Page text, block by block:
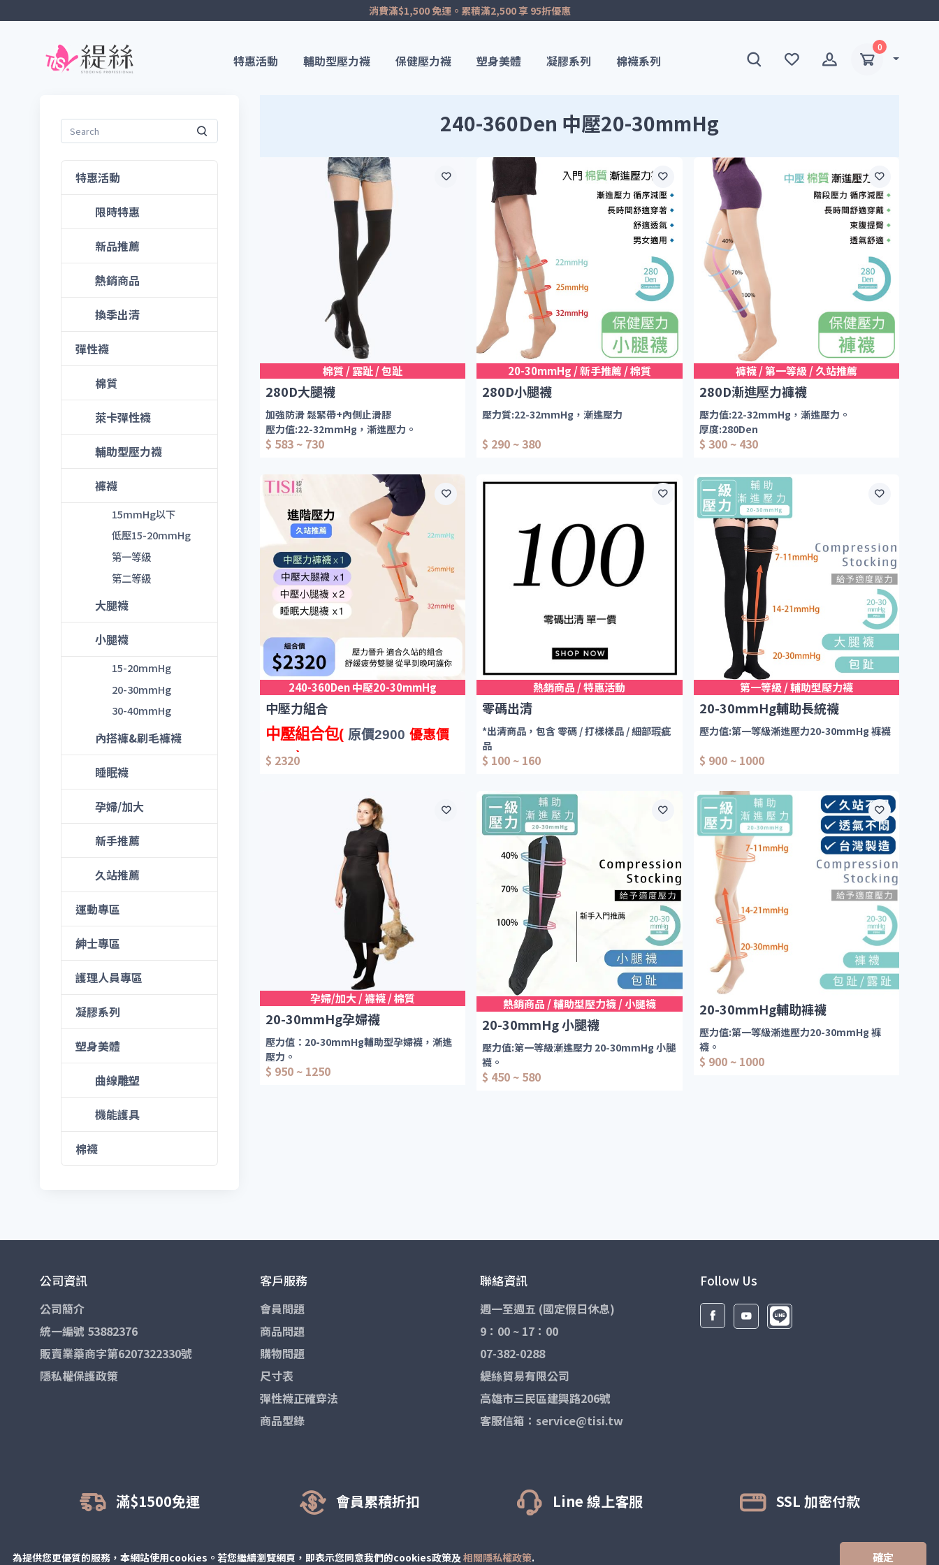
為提供您更優質的服務，本網站使用cookies。若您繼續瀏覽網頁，即表示您同意我們的cookies政策及 相關隱私權政策. 確定
消費滿$1,500 免運。累積滿2,500 享 95折優惠
0
特惠活動 輔助型壓力襪 保健壓力襪 塑身美體 凝膠系列 棉襪系列
特惠活動
限時特惠
新品推薦
熱銷商品
換季出清
彈性襪
棉質
萊卡彈性襪
輔助型壓力襪
褲襪
15mmHg以下
低壓15-20mmHg
第一等級
第二等級
大腿襪
小腿襪
15-20mmHg
20-30mmHg
30-40mmHg
內搭褲&刷毛褲襪
睡眠襪
孕婦/加大
新手推薦
久站推薦
運動專區
紳士專區
護理人員專區
凝膠系列
塑身美體
曲線雕塑
機能護具
棉襪
240-360Den 中壓20-30mmHg
棉質 / 露趾 / 包趾
280D大腿襪
加強防滑 鬆緊帶+內側止滑膠
壓力值:22-32mmHg，漸進壓力。
厚度:280Den
大腿部位素面鬆緊帶止滑(男女均適用)
漸進式階段壓力設計，減緩下肢酸麻
適合日常穿著、修飾腿型 修長挺直
彈性柔軟舒適、完美雕塑下半身
$ 583 ~ 730
20-30mmHg / 新手推薦 / 棉質
280D小腿襪
壓力質:22-32mmHg，漸進壓力
厚度:2800Den
西德棉材質，漸進壓力，舒適好穿，男女皆
彈性柔軟舒適
$ 290 ~ 380
褲襪 / 第一等級 / 久站推薦
280D漸進壓力褲襪
壓力值:22-32mmHg，漸進壓力。
厚度:280Den
彈性柔軟舒適
$ 300 ~ 430
240-360Den 中壓20-30mmHg
中壓力組合
中壓組合包( 原價2900 優惠價
2320)
1雙(無止滑矽膠)
1雙(款式隨機)
1雙(紫色)
這款中壓組合包主要是給想晉升穿中壓力的
族群，但不知道該穿多少壓力值，又工作需
小時，我們也是搭配了一組優
惠組，3種不同款式的襪型，可依工作的強弱
度來挑選襪型，使選擇更多樣，讓自己更清
楚什麼樣式的彈性襪適合自己
同時也搭配一雙睡眠襪，讓您睡覺也可以讓
腿美美的唷
$ 2320
熱銷商品 / 特惠活動
零碼出清
*出清商品，包含 零碼 / 打樣樣品 / 細部瑕疵
品
出清品，多數庫存皆為個位數，依照搶購順
序出貨，下單不保證有貨，以實際出貨為準
*特價商品售出不退換貨
*零碼出清無滿額贈品
$ 100 ~ 160
第一等級 / 輔助型壓力襪
20-30mmHg輔助長統襪
壓力值:第一等級漸進壓力20-30mmHg 褲襪
可施以腿部20-30mmHg之壓力係數/丹尼(紡
20-30mmHg大腿襪：
*包趾款 只有黑色 四個
尺寸( S - XL )-版型較
大 (建議小一尺寸穿著)
*露趾款 只有膚色 只剩
下( L - XL)-正常版型
用途：
給予腿部適度壓力，舒緩腿部疲勞感/痠痛
感。 維持長時間
穿戴的舒適感。
$ 900 ~ 1000
孕婦/加大 / 褲襪 / 棉質
20-30mmHg孕婦襪
壓力值：20-30mmHg輔助型孕婦襪，漸進
壓力。
厚度：280Den
◆孕婦
*此款商品版型較大建議 孕媽咪 中前期 第一
$ 950 ~ 1250
熱銷商品 / 輔助型壓力襪 / 小腿襪
20-30mmHg 小腿襪
壓力值:第一等級漸進壓力 20-30mmHg 小腿
襪。
漸進式階段壓力設計
款式：包趾
尺寸：６個尺寸
顏色：黑色
➢注意事項:
較長 。
$ 450 ~ 580
20-30mmHg輔助褲襪
壓力值:第一等級漸進壓力20-30mmHg 褲
襪。
用途：
感。 維持長時間
男女老少,長期站立者,腿酸者適用
$ 900 ~ 1000
公司資訊
公司簡介
統一編號 53882376
販賣業藥商字第6207322330號
隱私權保護政策
客戶服務
會員問題
商品問題
購物問題
尺寸表
彈性襪正確穿法
商品型錄
聯絡資訊
週一至週五 (國定假日休息)
9：00 ~ 17：00
07-382-0288
緹絲貿易有限公司
高雄市三民區建興路206號
客服信箱：service@tisi.tw
Follow Us
滿$1500免運 會員累積折扣 Line 線上客服 SSL 加密付款